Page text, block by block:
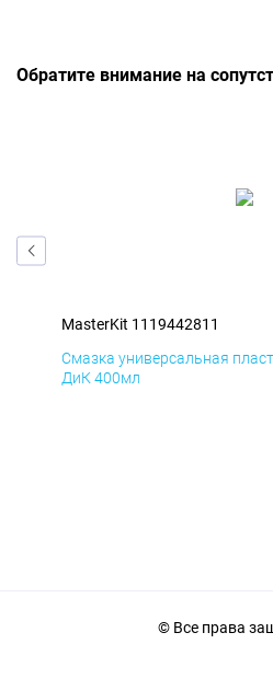
Обратите внимание на
MasterKit 1119442811
Смазка универсальная
ДиК 400мл
© Все права